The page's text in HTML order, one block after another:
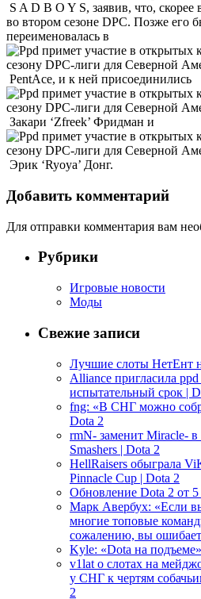
S A D B O Y S, заявив, что, скорее
во втором сезоне DPC. Позже его
переименовалась в
PentAce, и к ней присоединились
Закари ‘Zfreek’ Фридман и
Эрик ‘Ryoya’ Донг.
Добавить комментарий
Для отправки комментария вам
Рубрики
Игровые новости
Моды
Свежие записи
Лучшие слоты НетЕнт
Alliance пригласила ppd
испытательный срок |
fng: «В СНГ можно
Dota 2
rmN- заменит Miracle-
Smashers | Dota 2
HellRaisers обыграла
Pinnacle Cup | Dota 2
Обновление Dota 2 от 5
Марк Авербух: «Если
многие топовые
сожалению, вы
Kyle: «Dota на
v1lat о слотах на
у СНГ к чертям
2